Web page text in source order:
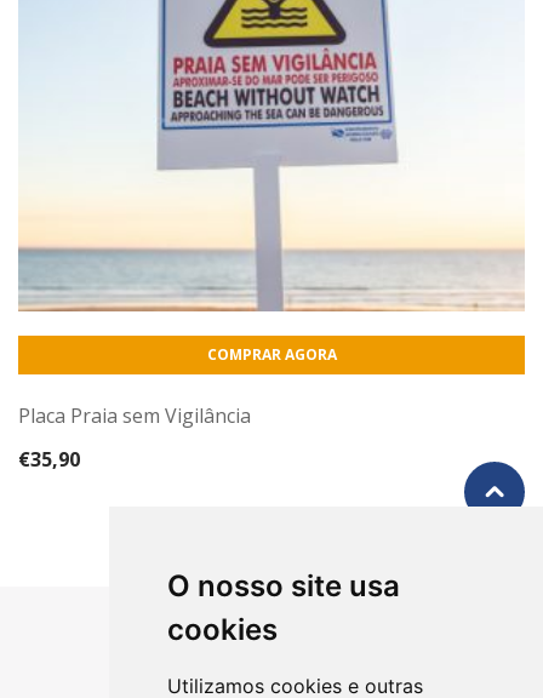
O nosso site usa
cookies
Utilizamos cookies e outras
COMPRAR AGORA
Placa Praia sem Vigilância
€35,90